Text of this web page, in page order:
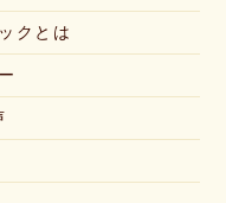
クとは